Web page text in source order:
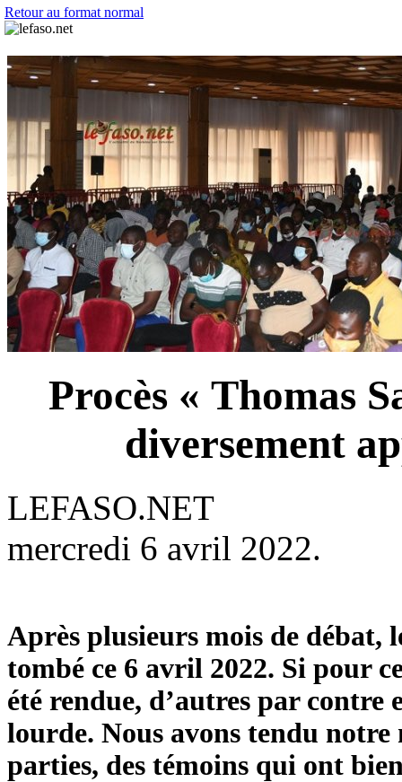
Retour au format normal
Procès « Thomas
diversement
LEFASO.NET
mercredi 6 avril 2022.
Après plusieurs mois de débat,
tombé ce 6 avril 2022. Si pour
été rendue, d’autres par
lourde. Nous avons tendu notre
parties, des témoins qui ont